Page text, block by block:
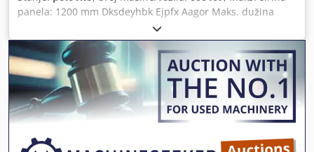
panela: 1200 mm Dksdeyhbk Ejpfx Aagor Maks. dužina
panela: 2500 mm Transfer na 90 stepeni: da